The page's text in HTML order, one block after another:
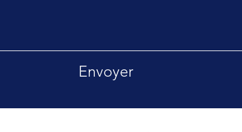
Envoyer